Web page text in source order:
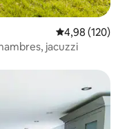
Évaluation
4,98 (120)
jacuzzi